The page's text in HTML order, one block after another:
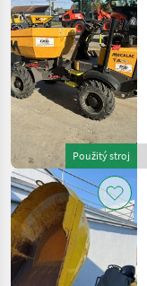
Použitý stroj